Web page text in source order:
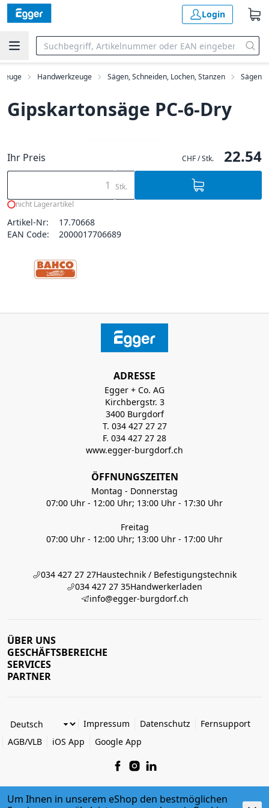
Login
Handwerkzeuge Sägen, Schneiden, Lochen, Stanzen Sägen
Gipskartonsäge PC-6-Dry
Ihr Preis CHF / Stk. 22.54
Stk.
nicht Lagerartikel
Artikel-Nr:
17.70668
EAN Code:
2000017706689
ADRESSE
Egger + Co. AG
Kirchbergstr. 3
3400 Burgdorf
T. 034 427 27 27
F. 034 427 27 28
www.egger-burgdorf.ch
ÖFFNUNGSZEITEN
Montag - Donnerstag
07:00 Uhr - 12:00 Uhr; 13:00 Uhr - 17:30 Uhr
Freitag
07:00 Uhr - 12:00 Uhr; 13:00 Uhr - 17:00 Uhr
034 427 27 27Haustechnik / Befestigungstechnik
034 427 27 35Handwerkerladen
info@egger-burgdorf.ch
ÜBER UNS
GESCHÄFTSBEREICHE
SERVICES
PARTNER
Impressum Datenschutz
Fernsupport
AGB/VLB
iOS App Google App
Um Ihnen in unserem eShop den bestmöglichen